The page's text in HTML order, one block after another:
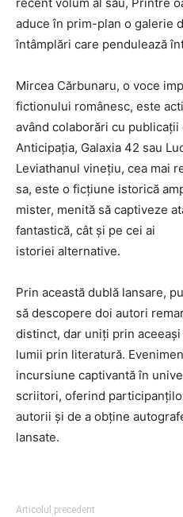
recent volum al său, Printre
aduce în prim-plan o galerie
întâmplări care pendulează
Mircea Cărbunaru, o voce
fictionului românesc, este
având colaborări cu
Anticipația, Galaxia 42 sau
Leviathanul vinețiu, cea mai
sa, este o ficțiune istorică
mister, menită să captiveze
fantastică, cât și pe cei ai
istoriei alternative.
Prin această dublă lansare,
să descopere doi autori
distinct, dar uniți prin
lumii prin literatură.
incursiune captivantă în
scriitori, oferind
autorii și de a obține
lansate.
Articolul precedent